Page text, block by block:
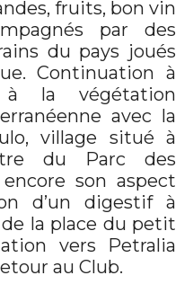
fruits, bon vin
par des
du pays joués
Continuation à
la végétation
avec la
village situé à
du Parc des
son aspect
d’un digestif à
la place du petit
vers Petralia
au Club.